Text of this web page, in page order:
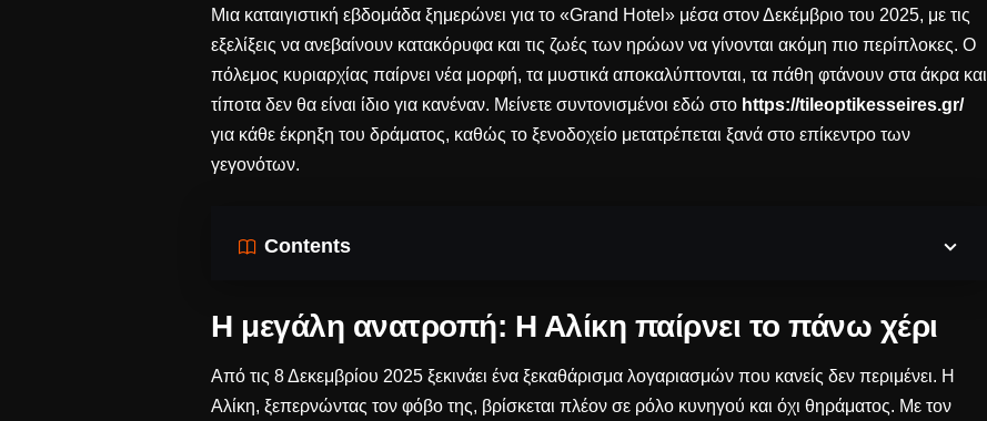
Μια καταιγιστική εβδομάδα ξημερώνει για το «Grand Hotel» μέσα στον Δεκέμβριο του 2025, με τις
εξελίξεις να ανεβαίνουν κατακόρυφα και τις ζωές των ηρώων να γίνονται ακόμη πιο περίπλοκες. Ο
πόλεμος κυριαρχίας παίρνει νέα μορφή, τα μυστικά αποκαλύπτονται, τα πάθη φτάνουν στα άκρα και
τίποτα δεν θα είναι ίδιο για κανέναν. Μείνετε συντονισμένοι εδώ στο https://tileoptikesseires.gr/
για κάθε έκρηξη του δράματος, καθώς το ξενοδοχείο μετατρέπεται ξανά στο επίκεντρο των
γεγονότων.
Contents
Η μεγάλη ανατροπή: Η Αλίκη παίρνει το πάνω χέρι
Από τις 8 Δεκεμβρίου 2025 ξεκινάει ένα ξεκαθάρισμα λογαριασμών που κανείς δεν περιμένει. Η
Αλίκη, ξεπερνώντας τον φόβο της, βρίσκεται πλέον σε ρόλο κυνηγού και όχι θηράματος. Με τον